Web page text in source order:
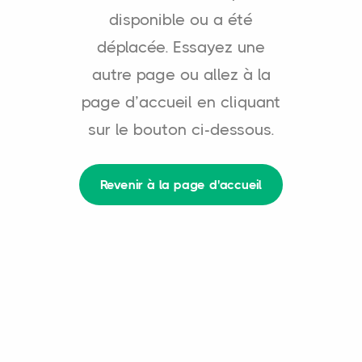
disponible ou a été
déplacée. Essayez une
autre page ou allez à la
page d’accueil en cliquant
sur le bouton ci-dessous.
Revenir à la page d'accueil